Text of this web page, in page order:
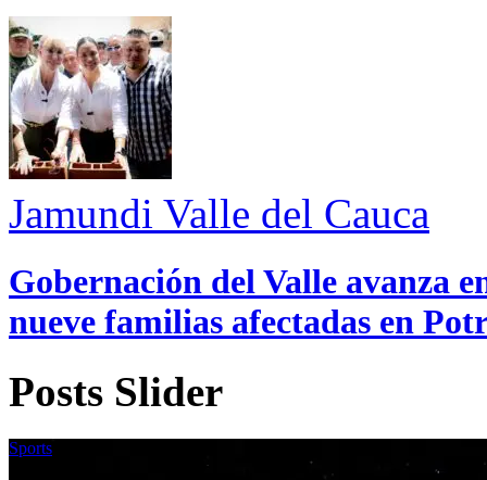
Jamundi Valle del Cauca
Gobernación del Valle avanza
nueve familias afectadas en
Posts Slider
Sports